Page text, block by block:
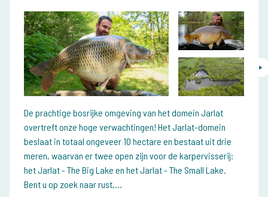
De prachtige bosrijke omgeving van het domein Jarlat
overtreft onze hoge verwachtingen! Het Jarlat-domein
beslaat in totaal ongeveer 10 hectare en bestaat uit drie
meren, waarvan er twee open zijn voor de karpervisserij:
het Jarlat - The Big Lake en het Jarlat - The Small Lake.
Bent u op zoek naar rust,...